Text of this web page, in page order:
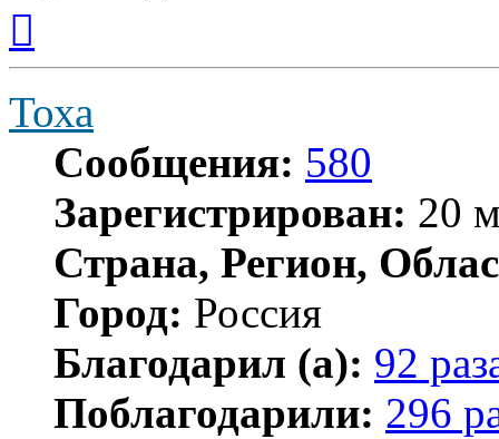
началу
Тоха
Сообщения: 580
Зарегистрирован: 20
Страна, Регион,
Город: Россия
Благодарил (а): 92
Поблагодарили: 296